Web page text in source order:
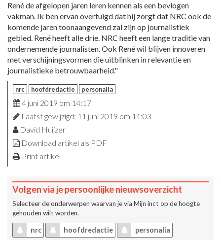
René de afgelopen jaren leren kennen als een bevlogen
vakman. Ik ben ervan overtuigd dat hij zorgt dat NRC ook de
komende jaren toonaangevend zal zijn op journalistiek
gebied. René heeft alle drie. NRC heeft een lange traditie van
ondernemende journalisten. Ook René wil blijven innoveren
met verschijningsvormen die uitblinken in relevantie en
journalistieke betrouwbaarheid."
nrc hoofdredactie personalia
4 juni 2019 om 14:17
Laatst gewijzigd: 11 juni 2019 om 11:03
David Huijzer
Download artikel als PDF
Print artikel
Volgen via je persoonlijke nieuwsoverzicht
Selecteer de onderwerpen waarvan je via Mijn inct op de hoogte
gehouden wilt worden.
nrc hoofdredactie personalia